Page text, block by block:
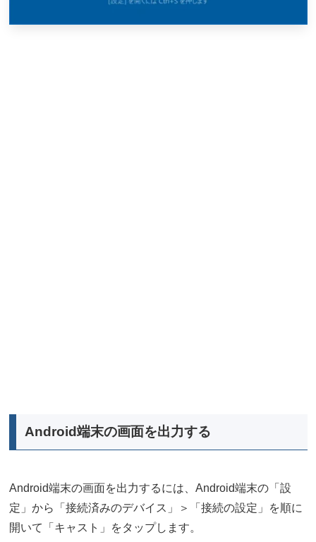
Android端末の画面を出力する
Android端末の画面を出力するには、Android端末の「設
定」から「接続済みのデバイス」＞「接続の設定」を順に
開いて「キャスト」をタップします。